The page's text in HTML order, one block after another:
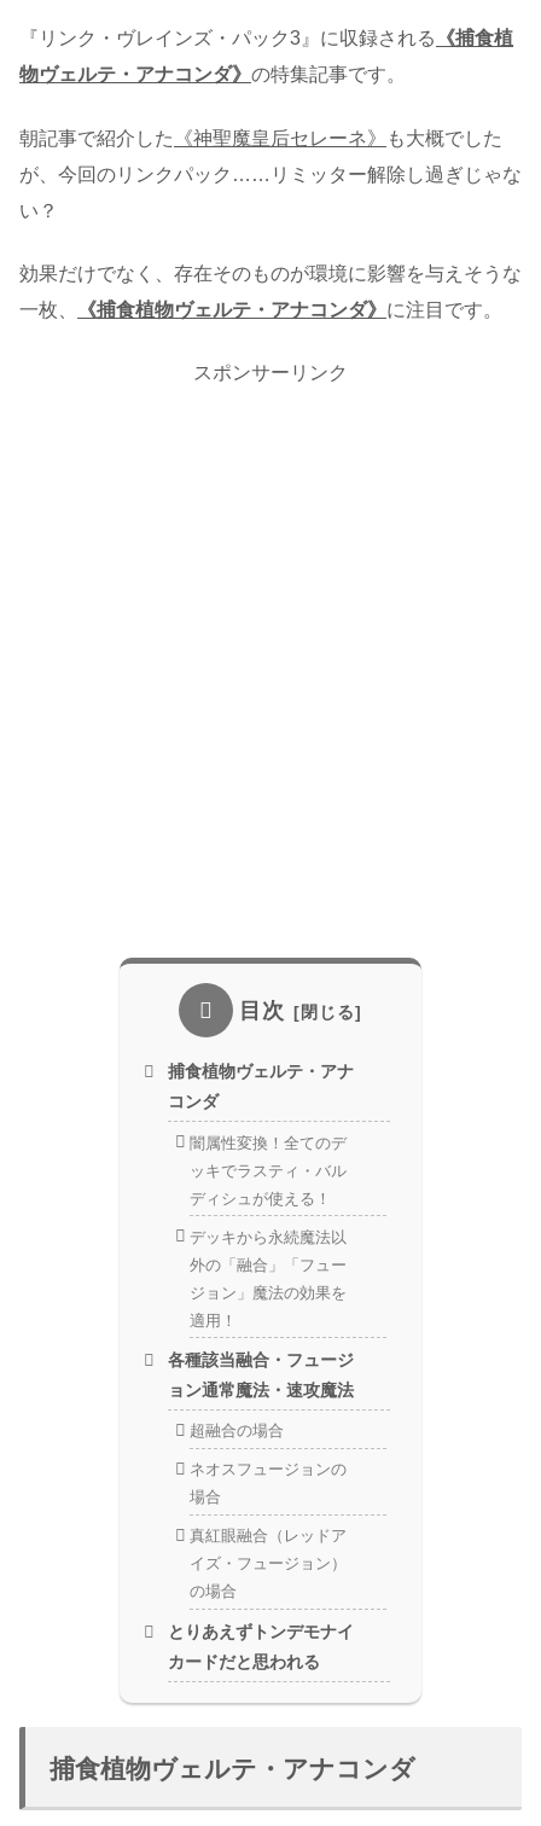
『リンク・ヴレインズ・パック3』に収録される
《捕食植
物ヴェルテ・アナコンダ》 の特集記事です。
朝記事で紹介した 《神聖魔皇后セレーネ》
も大概でした
が、今回のリンクパック……リミッター解除し過ぎじゃな
い？
効果だけでなく、存在そのものが環境に影響を与えそうな
一枚、
《捕食植物ヴェルテ・アナコンダ》 に注目です。
スポンサーリンク
目次
捕食植物ヴェルテ・アナ
コンダ
闇属性変換！全てのデ
ッキでラスティ・バル
ディシュが使える！
デッキから永続魔法以
外の「融合」「フュー
ジョン」魔法の効果を
適用！
各種該当融合・フュージ
ョン通常魔法・速攻魔法
超融合の場合
ネオスフュージョンの
場合
真紅眼融合（レッドア
イズ・フュージョン）
の場合
とりあえずトンデモナイ
カードだと思われる
捕食植物ヴェルテ・アナコンダ